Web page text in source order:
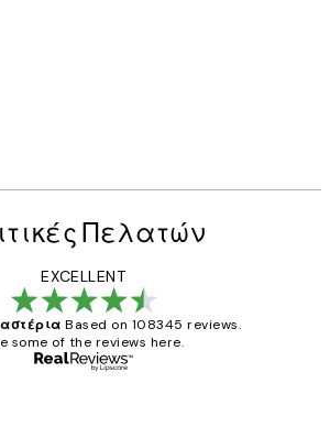
Πελατών
EXCELLENT
Based on 108345 reviews.
some of the reviews here.